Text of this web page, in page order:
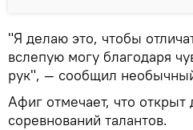
"Я делаю это, чтобы
вслепую могу благодаря
рук", — сообщил
Афиг отмечает, что
соревнований талантов.